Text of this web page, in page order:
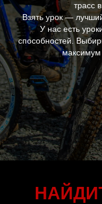
трасс
Взять урок —
У нас есть
способностей.
максимум